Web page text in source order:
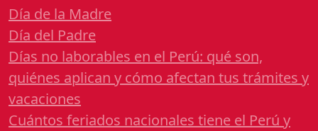
Día de la Madre
Día del Padre
Días no laborables en el Perú: qué son,
quiénes aplican y cómo afectan tus trámites y
vacaciones
Cuántos feriados nacionales tiene el Perú y